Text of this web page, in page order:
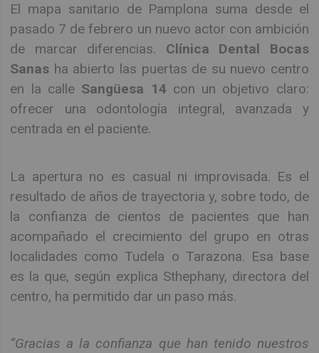
El mapa sanitario de Pamplona suma desde el
pasado 7 de febrero un nuevo actor con ambición
de marcar diferencias. Clínica Dental Bocas
Sanas ha abierto las puertas de su nuevo centro
en la calle Sangüesa 14 con un objetivo claro:
ofrecer una odontología integral, avanzada y
centrada en el paciente.
La apertura no es casual ni improvisada. Es el
resultado de años de trayectoria y, sobre todo, de
la confianza de cientos de pacientes que han
acompañado el crecimiento del grupo en otras
localidades como Tudela o Tarazona. Esa base
es la que, según explica Sthephany, directora del
centro, ha permitido dar un paso más.
“Gracias a la confianza que han tenido nuestros